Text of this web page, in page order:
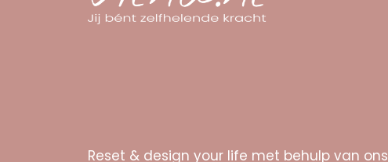
Reset & design your life met behulp van ons